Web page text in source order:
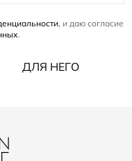
, и даю согласие
.
ДЛЯ НЕГО